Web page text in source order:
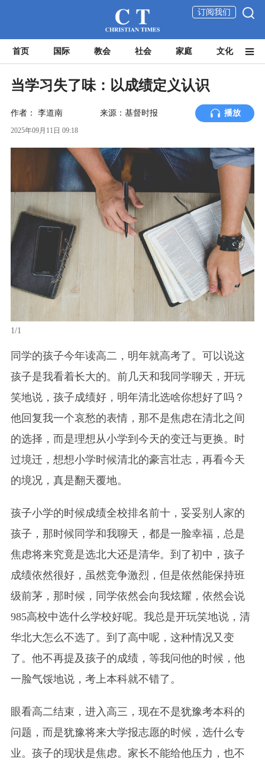
订阅我们
首页 国际 教会 社会 家庭 文化
当学习失了味：以成绩定义认识
作者： 李道南 来源：基督时报 播放
2025年09月11日 09:18
1/1
同学的孩子今年读高二，明年就高考了。可以说这
孩子是我看着长大的。前几天和我同学聊天，开玩
笑地说，孩子成绩好，明年清北选啥你想好了吗？
他回复我一个哀愁的表情，那不是焦虑在清北之间
的选择，而是理想从小学到今天的变迁与更换。时
过境迁，想想小学时候清北的豪言壮志，再看今天
的境况，真是翻天覆地。
孩子小学的时候成绩全校排名前十，妥妥别人家的
孩子，那时候同学和我聊天，都是一脸幸福，总是
焦虑将来究竟是选北大还是清华。到了初中，孩子
成绩依然很好，虽然竞争激烈，但是依然能保持班
级前茅，那时候，同学依然会向我炫耀，依然会说
985高校中选什么学校好呢。我总是开玩笑地说，清
华北大怎么不选了。到了高中呢，这种情况又变
了。他不再提及孩子的成绩，等我问他的时候，他
一脸气馁地说，考上本科就不错了。
眼看高二结束，进入高三，现在不是犹豫考本科的
问题，而是犹豫将来大学报志愿的时候，选什么专
业。孩子的现状是焦虑。家长不能给他压力，也不